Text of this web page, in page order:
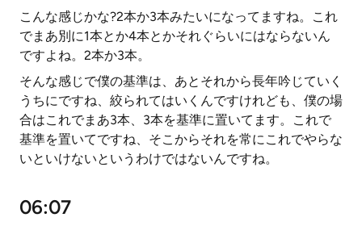
こんな感じかな?2本か3本みたいになってますね。これ
でまあ別に1本とか4本とかそれぐらいにはならないん
ですよね。2本か3本。
そんな感じで僕の基準は、あとそれから長年吟じていく
うちにですね、絞られてはいくんですけれども、僕の場
合はこれでまあ3本、3本を基準に置いてます。これで
基準を置いてですね、そこからそれを常にこれでやらな
いといけないというわけではないんですね。
06:07